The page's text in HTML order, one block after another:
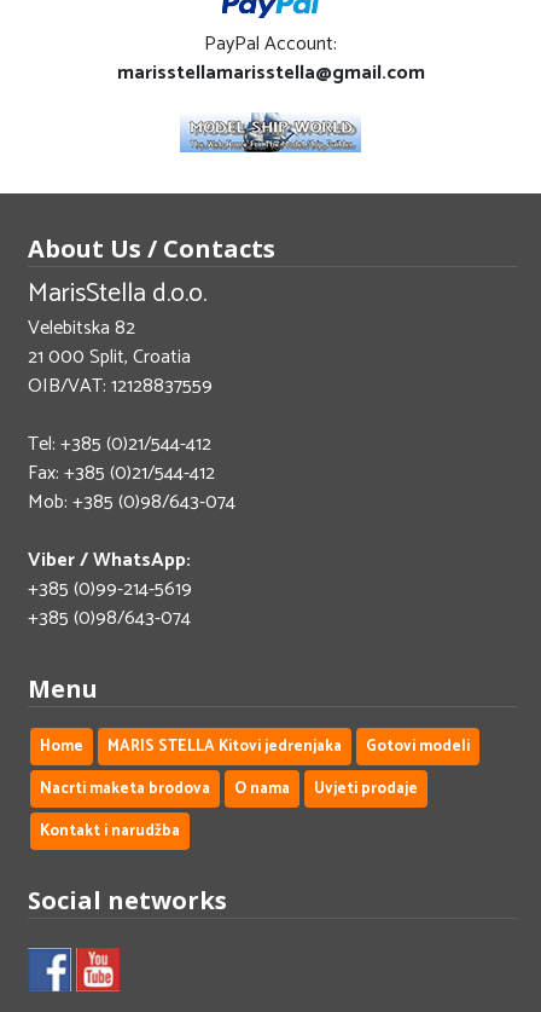
PayPal Account:
marisstellamarisstella@gmail.com
About Us / Contacts
MarisStella d.o.o.
Velebitska 82
21 000 Split, Croatia
OIB/VAT: 12128837559
Tel: +385 (0)21/544-412
Fax: +385 (0)21/544-412
Mob: +385 (0)98/643-074
Viber / WhatsApp:
+385 (0)99-214-5619
+385 (0)98/643-074
Menu
Home MARIS STELLA Kitovi jedrenjaka
Gotovi modeli
Nacrti maketa brodova
O nama
Uvjeti prodaje
Kontakt i narudžba
Social networks